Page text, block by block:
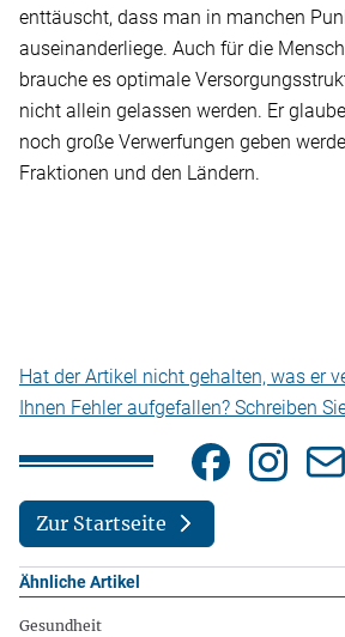
enttäuscht, dass man in manchen
auseinanderliege. Auch für die
brauche es optimale
nicht allein gelassen werden. Er
noch große Verwerfungen geben
Fraktionen und den Ländern.
Hat der Artikel nicht gehalten, was er
Ihnen Fehler aufgefallen? Schreiben
Zur Startseite
Ähnliche Artikel
Gesundheit